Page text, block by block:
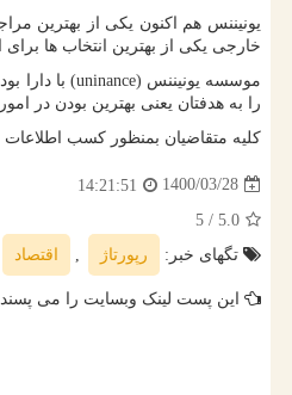
خارجی یکی از بهترین انتخاب ها برای
موسسه یونیننس (uninance
را به هدفتان یعنی بهترین بودن در
کلیه متقاضیان بمنظور کسب اطلاعات
1400/03/28
14:21:51
5.0
/ 5
تگهای خبر:
رپورتاژ , اقتصاد
این پست لینک وبسایت را می